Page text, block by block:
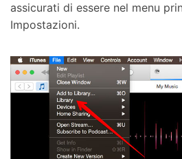
assicurati di essere nel menu
Impostazioni.